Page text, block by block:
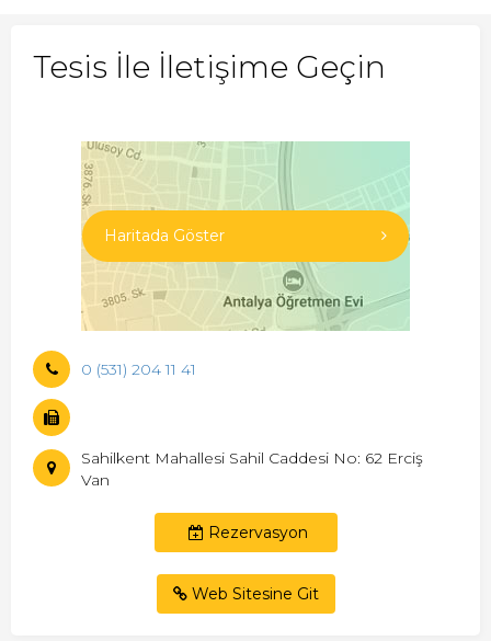
Tesis İle İletişime Geçin
Haritada Göster
0 (531) 204 11 41
Sahilkent Mahallesi Sahil Caddesi No: 62 Erciş
Van
Rezervasyon
Web Sitesine Git